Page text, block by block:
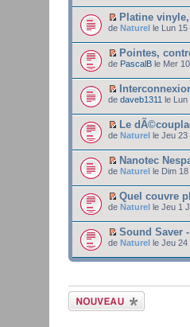
Platine
de Naturel le Lun 15
Pointes,
de PascalB le Mer
de daveb1311 le Lun
Le
de Naturel le Jeu 23
Nanotec
de Naturel le Dim
Quel couvre
de Naturel le Jeu 1
Sound Saver
de Naturel le Jeu 24
Ecrire un nouveau
sujet